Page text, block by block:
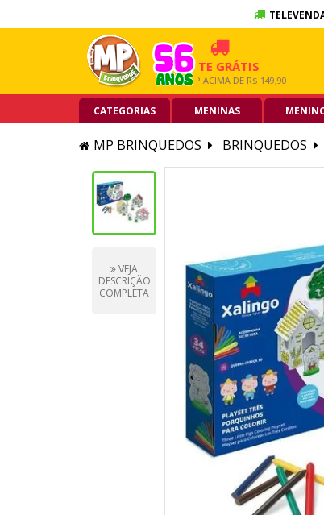
FRETE GRÁTIS
GRANDE SP ACIMA DE R$ 149,90
CATEGORIAS MENINAS
MP BRINQUEDOS BRINQUEDOS
VEJA
DESCRIÇÃO
COMPLETA